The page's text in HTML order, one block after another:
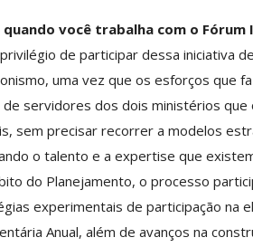
quando você trabalha com o Fórum
de participar dessa iniciativa
uma vez que os esforços que
servidores dos dois ministérios que
sem precisar recorrer a modelos
o talento e a expertise que
do Planejamento, o processo
experimentais de participação na
Anual, além de avanços na